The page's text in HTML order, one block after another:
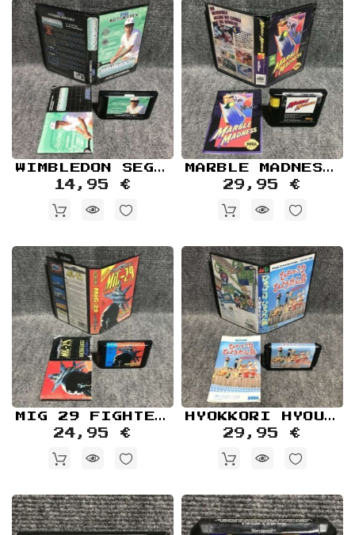
WIMBLEDON SEGA MEGA DRIVE
14,95 €
MARBLE MADNESS SEGA GENESIS MEGA DRIVE
29,95 €
MIG 29 FIGHTER PILOT SEGA MEGA DRIVE
24,95 €
HYOKKORI HYOUTAN JIMA JAP SEGA MEGA DRIVE
29,95 €